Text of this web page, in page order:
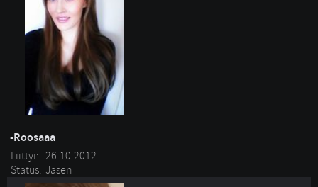
-Roosaaa
Liittyi: 26.10.2012
Status: Jäsen